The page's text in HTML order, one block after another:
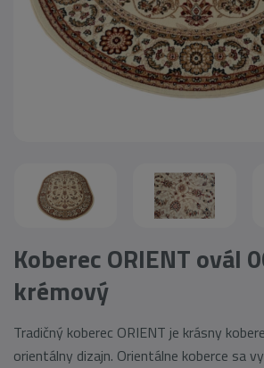
Koberec ORIENT ovál
krémový
Tradičný koberec ORIENT je krásny
orientálny dizajn. Orientálne koberce sa